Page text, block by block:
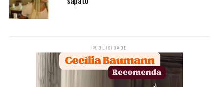
PUBLICIDADE